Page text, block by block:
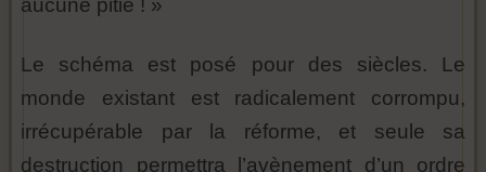
Le schéma est posé pour des siècles. Le
monde existant est radicalement corrompu,
irrécupérable par la réforme, et seule sa
destruction permettra l’avènement d’un ordre